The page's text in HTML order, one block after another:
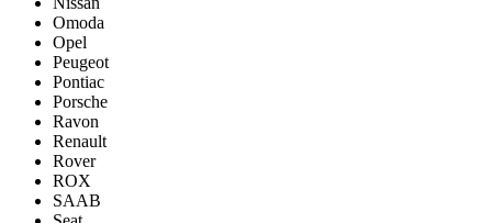
Omoda
Opel
Peugeot
Pontiac
Porsсhe
Ravon
Renault
Rover
ROX
SAAB